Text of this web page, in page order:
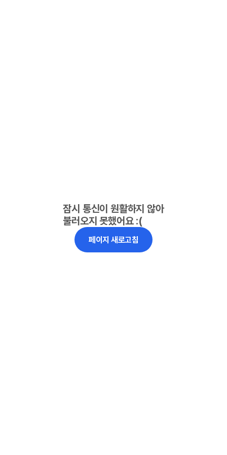
잠시 통신이 원활하지 않아
불러오지 못했어요 :(
페이지 새로고침